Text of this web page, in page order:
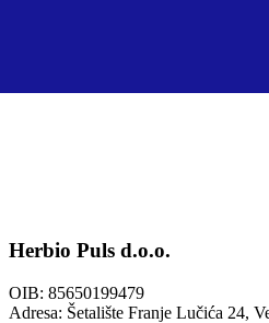
Herbio Puls d.o.o.
OIB: 85650199479
Adresa: Šetalište Franje Lučića 24,